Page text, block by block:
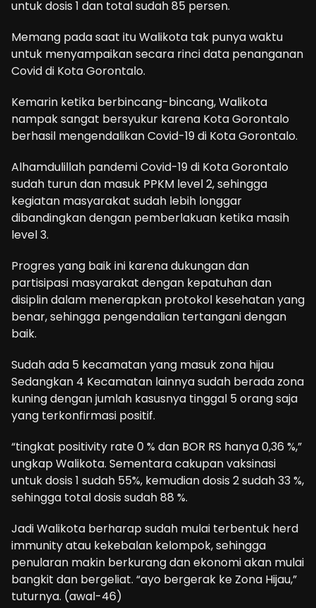
untuk dosis 1 dan total sudah 85 persen.
Memang pada saat itu Walikota tak punya waktu
untuk menyampaikan secara rinci data penanganan
Covid di Kota Gorontalo.
Kemarin ketika berbincang-bincang, Walikota
nampak sangat bersyukur karena Kota Gorontalo
berhasil mengendalikan Covid-19 di Kota Gorontalo.
Alhamdulillah pandemi Covid-19 di Kota Gorontalo
sudah turun dan masuk PPKM level 2, sehingga
kegiatan masyarakat sudah lebih longgar
dibandingkan dengan pemberlakuan ketika masih
level 3.
Progres yang baik ini karena dukungan dan
partisipasi masyarakat dengan kepatuhan dan
disiplin dalam menerapkan protokol kesehatan yang
benar, sehingga pengendalian tertangani dengan
baik.
Sudah ada 5 kecamatan yang masuk zona hijau
Sedangkan 4 Kecamatan lainnya sudah berada zona
kuning dengan jumlah kasusnya tinggal 5 orang saja
yang terkonfirmasi positif.
“tingkat positivity rate 0 % dan BOR RS hanya 0,36 %,”
ungkap Walikota. Sementara cakupan vaksinasi
untuk dosis 1 sudah 55%, kemudian dosis 2 sudah 33 %,
sehingga total dosis sudah 88 %.
Jadi Walikota berharap sudah mulai terbentuk herd
immunity atau kekebalan kelompok, sehingga
penularan makin berkurang dan ekonomi akan mulai
bangkit dan bergeliat. “ayo bergerak ke Zona Hijau,”
tuturnya. (awal-46)